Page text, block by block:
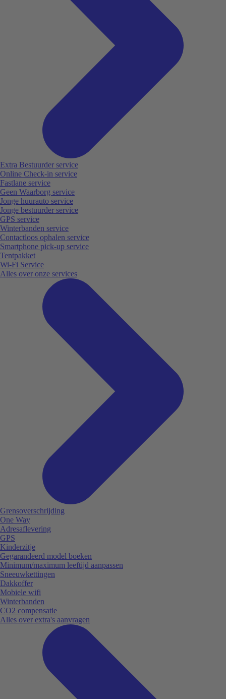
Extra Bestuurder service
Online Check-in service
Fastlane service
Geen Waarborg service
Jonge huurauto service
Jonge bestuurder service
GPS service
Winterbanden service
Contactloos ophalen service
Smartphone pick-up service
Tentpakket
Wi-Fi Service
Alles over onze services
Grensoverschrijding
One Way
Adresaflevering
GPS
Kinderzitje
Gegarandeerd model boeken
Minimum/maximum leeftijd aanpassen
Sneeuwkettingen
Dakkoffer
Mobiele wifi
Winterbanden
CO2 compensatie
Alles over extra's aanvragen